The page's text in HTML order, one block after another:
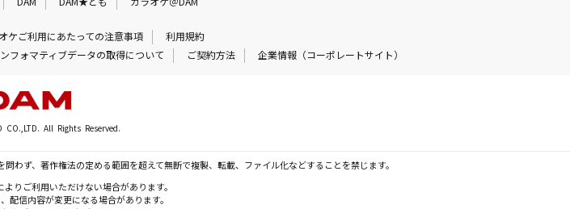
DAM DAM★とも カラオケ＠DAM
ケご利用にあたっての注意事項
利用規約
フォマティブデータの取得について ご契約方法 企業情報（コーポレートサイト）
CO.,LTD. All Rights Reserved.
わず、著作権法の定める範囲を超えて無断で複製、転載、ファイル化などすることを禁じます。
りご利用いただけない場合があります。
配信内容が変更になる場合があります。